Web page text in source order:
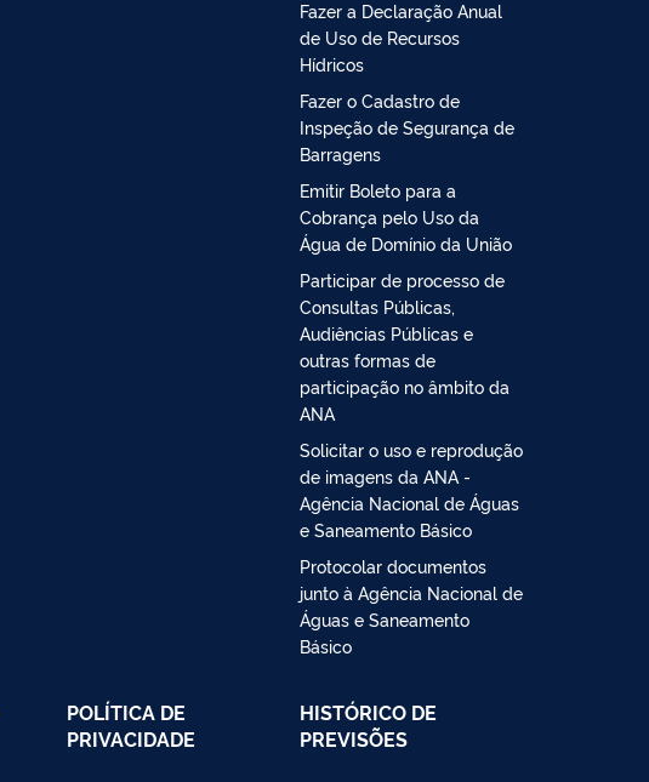
Fazer a Declaração Anual
de Uso de Recursos
Hídricos
Fazer o Cadastro de
Inspeção de Segurança de
Barragens
Emitir Boleto para a
Cobrança pelo Uso da
Água de Domínio da União
Participar de processo de
Consultas Públicas,
Audiências Públicas e
outras formas de
participação no âmbito da
ANA
Solicitar o uso e reprodução
de imagens da ANA -
Agência Nacional de Águas
e Saneamento Básico
Protocolar documentos
junto à Agência Nacional de
Águas e Saneamento
Básico
POLÍTICA DE
PRIVACIDADE
HISTÓRICO DE
PREVISÕES